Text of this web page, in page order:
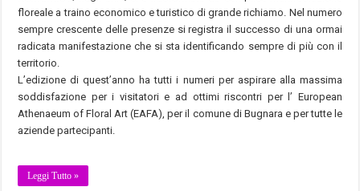
floreale a traino economico e turistico di grande richiamo. Nel numero
sempre crescente delle presenze si registra il successo di una ormai
radicata manifestazione che si sta identificando sempre di più con il
territorio.
L’edizione di quest’anno ha tutti i numeri per aspirare alla massima
soddisfazione per i visitatori e ad ottimi riscontri per l’ European
Athenaeum of Floral Art (EAFA), per il comune di Bugnara e per tutte le
aziende partecipanti.
Leggi Tutto »